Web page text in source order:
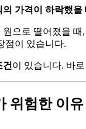
가격이 하락했
으로 떨어졌을
점이 있습니다.
이 있습니다. 바
위험한 이